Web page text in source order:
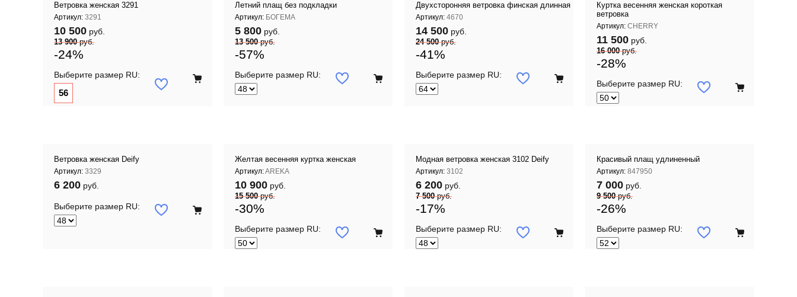
Ветровка женская 3291
Артикул: 3291
10 500 руб.
13 900руб.
-24%
Выберите размер RU:
56
Летний плащ без подкладки
Артикул: БОГЕМА
5 800 руб.
13 500руб.
-57%
Выберите размер RU:
Двухсторонняя ветровка финская длинная
Артикул: 4670
14 500 руб.
24 500руб.
-41%
Выберите размер RU:
Куртка весенняя женская короткая
ветровка
Артикул: CHERRY
11 500 руб.
16 000руб.
-28%
Выберите размер RU:
Добавить в корзину
Ветровка женская Deify
Артикул: 3329
6 200 руб.
Выберите размер RU:
Желтая весенняя куртка женская
Артикул:AREKA
10 900 руб.
15 500руб.
-30%
Выберите размер RU:
Модная ветровка женская 3102 Deify
Артикул: 3102
6 200 руб.
7 500руб.
-17%
Выберите размер RU:
Красивый плащ удлиненный
Артикул: 847950
7 000 руб.
9 500руб.
-26%
Выберите размер RU: